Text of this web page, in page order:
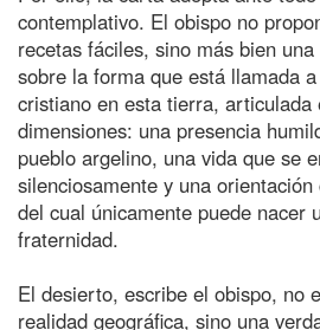
contemplativo. El obispo no
recetas fáciles, sino más bien
sobre la forma que está llamada
cristiano en esta tierra, articulada
dimensiones: una presencia
pueblo argelino, una vida que se
silenciosamente y una
del cual únicamente puede nacer
fraternidad.
El desierto, escribe el obispo, no
realidad geográfica, sino una